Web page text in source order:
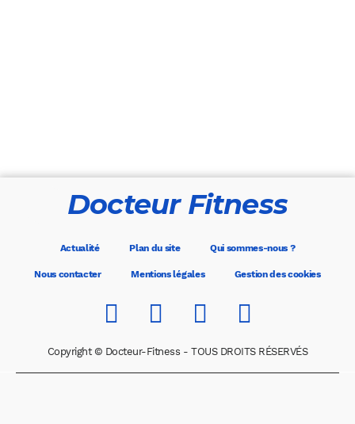
Docteur Fitness
Actualité Plan du site Qui sommes-nous ?
Nous contacter Mentions légales Gestion des cookies
Copyright © Docteur-Fitness - TOUS DROITS RÉSERVÉS